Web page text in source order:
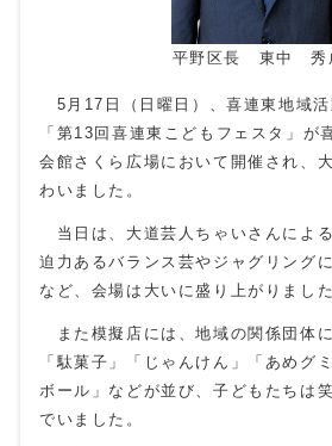
平野区長 東中 秀
5月17日（日曜日）、喜連東地域活
「第13回喜連東こどもフェスタ」が
会館さくら広場において開催され、
わいました。
当日は、大道芸人ちゃいさんによ
迫力あるバランス芸やジャグリング
など、会場は大いに盛り上がりました
また模擬店には、地域の関係団体に
「駄菓子」「じゃんけん」「あめグ
ボール」などが並び、子どもたちは
でいました。